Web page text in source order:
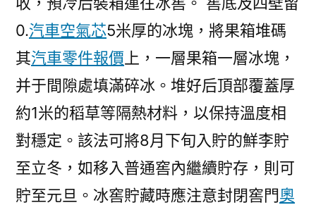
0.汽車空氣芯5米厚的冰塊，將果箱堆碼
其汽車零件報價 上，一層果箱一層冰塊，
并于間隙處填滿碎冰。堆好后頂部覆蓋厚
約1米的稻草等隔熱材料，以保持溫度相
對穩定。該法可將8月下旬入貯的鮮李貯
至立冬，如移入普通窖內繼續貯存，則可
貯至元旦。冰窖貯藏時應注意封閉窖門奧